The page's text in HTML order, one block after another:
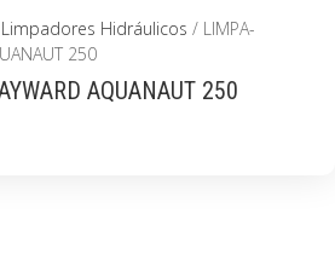
Limpadores Hidráulicos / LIMPA-
250
AQUANAUT 250